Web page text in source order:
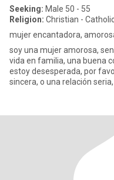
Seeking: Male 50 - 55
Religion: Christian -
mujer encantadora,
soy una mujer amorosa,
vida en familia, una buena
estoy desesperada, por
sincera, o una relación